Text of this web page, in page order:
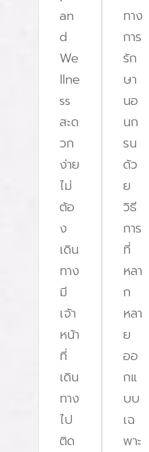
an
d
We
llne
ss
สะด
วก
ง่าย
ไม่
ต้อ
ง
เดิน
ทาง
มี
เจ้า
หน้า
ที่
เดิน
ทาง
ไป
ติด
ทาง
การ
รัก
ษา
นอ
นก
รน
ด้ว
ย
วิธี
การ
ที่
หลา
ก
หลา
ย
ออ
กแ
บบ
เฉ
พาะ